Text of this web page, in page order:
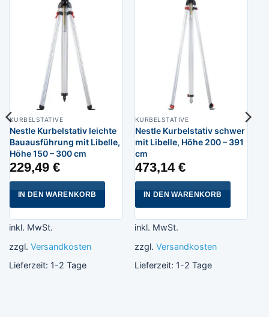
KURBELSTATIVE
Nestle Kurbelstativ leichte
Bauausführung mit Libelle,
Höhe 150 – 300 cm
229,49 €
IN DEN WARENKORB
inkl. MwSt.
zzgl. Versandkosten
Lieferzeit: 1-2 Tage
KURBELSTATIVE
Nestle Kurbelstativ schwer
mit Libelle, Höhe 200 – 391
cm
473,14 €
IN DEN WARENKORB
inkl. MwSt.
zzgl. Versandkosten
Lieferzeit: 1-2 Tage